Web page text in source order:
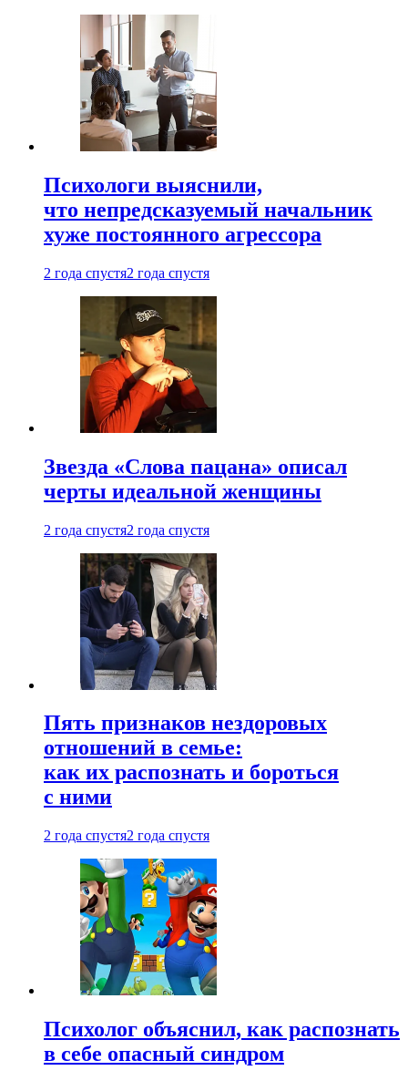
Психологи выяснили,
что непредсказуемый начальник
хуже постоянного агрессора
2 года спустя2 года спустя
Звезда «Слова пацана» описал
черты идеальной женщины
2 года спустя2 года спустя
Пять признаков нездоровых
отношений в семье:
как их распознать и бороться
с ними
2 года спустя2 года спустя
Психолог объяснил, как распознать
в себе опасный синдром